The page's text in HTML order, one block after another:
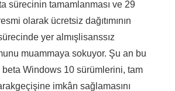
sürecinin tamamlanması ve 29
olarak ücretsiz dağıtımının
yer almışlisanssız
muammaya sokuyor. Şu an bu
beta Windows 10 sürümlerini, tam
imkân sağlamasını